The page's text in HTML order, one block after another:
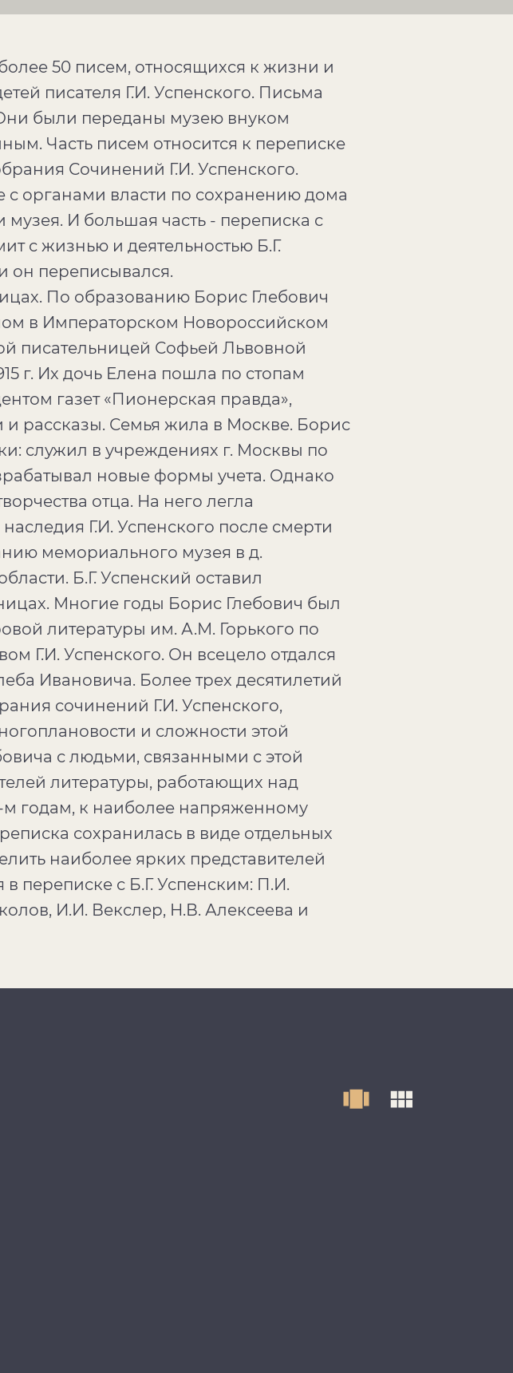
50 писем, относящихся к жизни и
писателя Г.И. Успенского. Письма
Они были переданы музею внуком
Часть писем относится к переписке
Сочинений Г.И. Успенского.
органами власти по сохранению дома
И большая часть - переписка с
с жизнью и деятельностью Б.Г.
он переписывался.
По образованию Борис Глебович
в Императорском Новороссийском
писательницей Софьей Львовной
г. Их дочь Елена пошла по стопам
газет «Пионерская правда»,
и рассказы. Семья жила в Москве. Борис
служил в учреждениях г. Москвы по
новые формы учета. Однако
отца. На него легла
Г.И. Успенского после смерти
мемориального музея в д.
Б.Г. Успенский оставил
Многие годы Борис Глебович был
литературы им. А.М. Горького по
Г.И. Успенского. Он всецело отдался
Ивановича. Более трех десятилетий
сочинений Г.И. Успенского,
и сложности этой
с людьми, связанными с этой
литературы, работающих над
м годам, к наиболее напряженному
сохранилась в виде отдельных
наиболее ярких представителей
переписке с Б.Г. Успенским: П.И.
И.И. Векслер, Н.В. Алексеева и